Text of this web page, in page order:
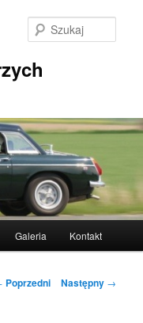
Galeria Kontakt
Poprzedni Następny →